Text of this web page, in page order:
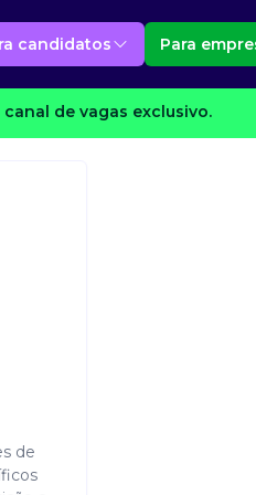
candidatos Para
de vagas exclusivo.
de